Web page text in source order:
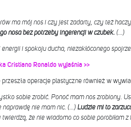
ma mój nos i czy jest zadarty, czy też
nosa bez potrzeby ingerencji w czubek. (…)
i spokoju ducha, niezakłóconego
Cristiano Ronaldo wyjaśnia >>
operacje plastyczne również w
sobie zrobić. Ponoć mam nos zrobiony.
nie mam nic. (…) Ludzie mi to
twierdzą, że nie wiadomo co sobie porobiłam z